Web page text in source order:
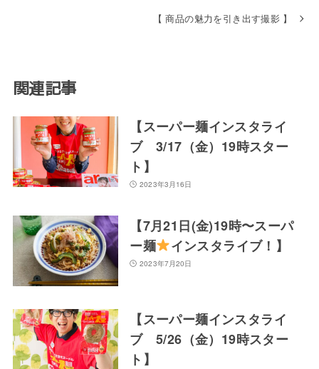
【 商品の魅力を引き出す撮影 】
関連記事
【スーパー麺インスタライ
ブ 3/17（金）19時スター
ト】
2023年3月16日
【7月21日(金)19時〜スーパ
ー麺
インスタライブ！】
2023年7月20日
【スーパー麺インスタライ
ブ 5/26（金）19時スター
ト】